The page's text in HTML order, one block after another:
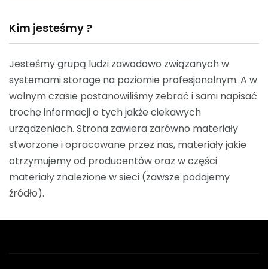
Kim jesteśmy ?
Jesteśmy grupą ludzi zawodowo związanych w
systemami storage na poziomie profesjonalnym. A w
wolnym czasie postanowiliśmy zebrać i sami napisać
trochę informacji o tych jakże ciekawych
urządzeniach. Strona zawiera zarówno materiały
stworzone i opracowane przez nas, materiały jakie
otrzymujemy od producentów oraz w części
materiały znalezione w sieci (zawsze podajemy
źródło).